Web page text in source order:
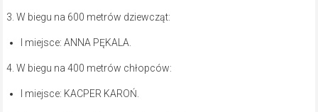
3. W biegu na 600 metrów dziewcząt:
I miejsce: ANNA PĘKALA.
4. W biegu na 400 metrów chłopców:
I miejsce: KACPER KAROŃ.